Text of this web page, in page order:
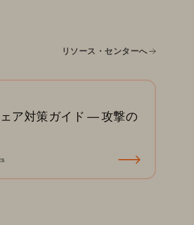
リソース・センターへ
ア対策ガイド ― 攻撃の